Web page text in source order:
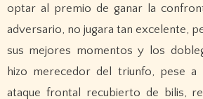
optar al premio de ganar la
adversario, no jugara tan excelente,
sus mejores momentos y los
hizo merecedor del triunfo, pese a
ataque frontal recubierto de bilis,